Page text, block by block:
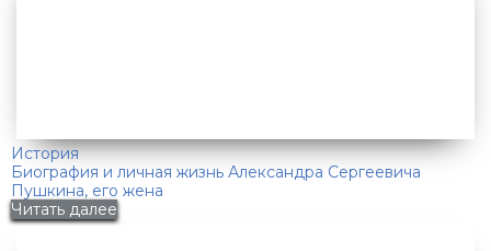
История
Биография и личная жизнь Александра Сергеевича
Пушкина, его жена
Читать далее